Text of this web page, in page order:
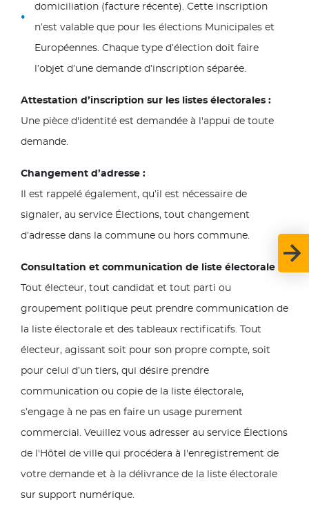
domiciliation (facture récente). Cette inscription
n’est valable que pour les élections Municipales et
Européennes. Chaque type d’élection doit faire
l’objet d’une demande d’inscription séparée.
Attestation d’inscription sur les listes électorales :
Une pièce d'identité est demandée à l'appui de toute
demande.
Changement d’adresse :
Il est rappelé également, qu’il est nécessaire de
signaler, au service Élections, tout changement
d’adresse dans la commune ou hors commune.
Consultation et communication de liste électorale
Tout électeur, tout candidat et tout parti ou
groupement politique peut prendre communication de
la liste électorale et des tableaux rectificatifs. Tout
électeur, agissant soit pour son propre compte, soit
pour celui d’un tiers, qui désire prendre
communication ou copie de la liste électorale,
s’engage à ne pas en faire un usage purement
commercial. Veuillez vous adresser au service Élections
de l'Hôtel de ville qui procédera à l'enregistrement de
votre demande et à la délivrance de la liste électorale
sur support numérique.